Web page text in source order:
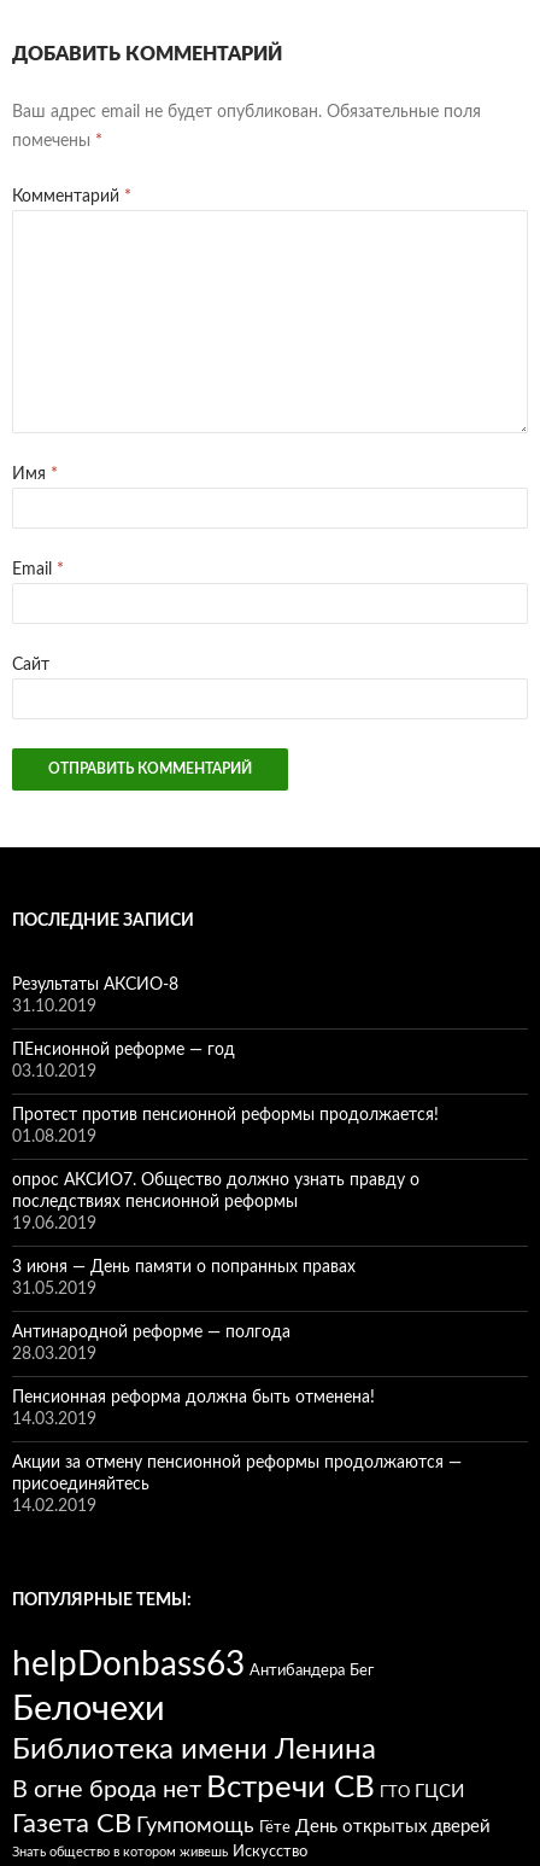
ДОБАВИТЬ КОММЕНТАРИЙ
Ваш адрес email не будет опубликован. Обязательные поля
помечены *
Комментарий *
Имя *
Email *
Сайт
ПОСЛЕДНИЕ ЗАПИСИ
Результаты АКСИО-8
31.10.2019
ПЕнсионной реформе — год
03.10.2019
Протест против пенсионной реформы продолжается!
01.08.2019
опрос АКСИО7. Общество должно узнать правду о
последствиях пенсионной реформы
19.06.2019
3 июня — День памяти о попранных правах
31.05.2019
Антинародной реформе — полгода
28.03.2019
Пенсионная реформа должна быть отменена!
14.03.2019
Акции за отмену пенсионной реформы продолжаются —
присоединяйтесь
14.02.2019
ПОПУЛЯРНЫЕ ТЕМЫ:
helpDonbass63 Антибандера Бег
Белочехи
Библиотека имени Ленина
В огне брода нет Встречи СВ ГТО ГЦСИ
Газета СВ Гумпомощь Гёте День открытых дверей
Знать общество в котором живешь Искусство